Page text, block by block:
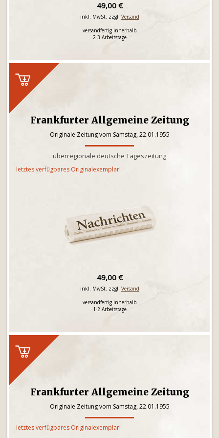
49,00 €
inkl. MwSt. zzgl. Versand
versandfertig innerhalb
2-3 Arbeitstage
Frankfurter Allgemeine Zeitung
Originale Zeitung vom Samstag, 22.01.1955
überregionale deutsche Tageszeitung
letztes verfügbares Originalexemplar!
49,00 €
inkl. MwSt. zzgl. Versand
versandfertig innerhalb
1-2 Arbeitstage
Frankfurter Allgemeine Zeitung
Originale Zeitung vom Samstag, 22.01.1955
letztes verfügbares Originalexemplar!